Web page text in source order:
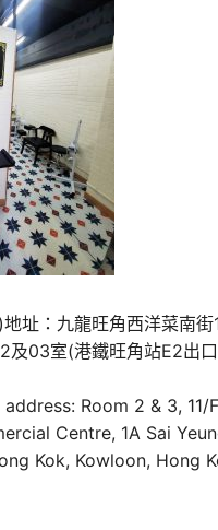
址：九龍旺角西洋菜南街
及03室(港鐵旺角站E2出
Room 2 & 3, 11/
Centre, 1A Sai
Kok, Kowloon, Hong